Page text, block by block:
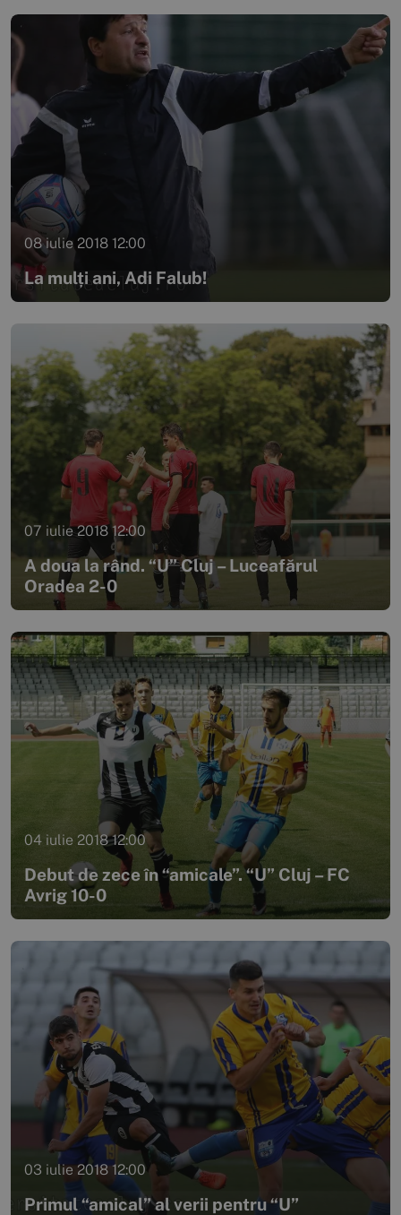
08 iulie 2018 12:00
La mulți ani, Adi Falub!
07 iulie 2018 12:00
A doua la rând. “U” Cluj – Luceafărul
Oradea 2-0
04 iulie 2018 12:00
Debut de zece în “amicale”. “U” Cluj – FC
Avrig 10-0
03 iulie 2018 12:00
Primul “amical” al verii pentru “U”